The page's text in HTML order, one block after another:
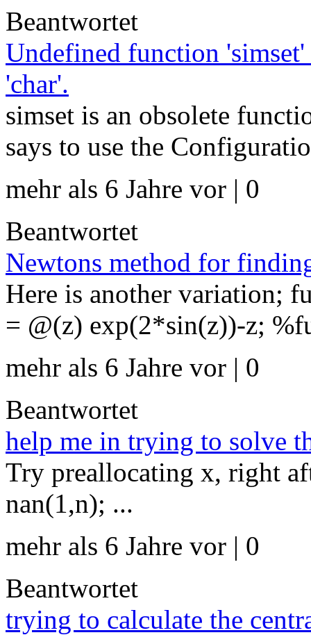
Beantwortet
Undefined function
'char'.
simset is an obsolete
says to use the
mehr als 6 Jahre vor | 0
Beantwortet
Newtons method for
Here is another variation;
= @(z) exp(2*sin(z))-z;
mehr als 6 Jahre vor | 0
Beantwortet
help me in trying to solve
Try preallocating x, right
nan(1,n); ...
mehr als 6 Jahre vor | 0
Beantwortet
trying to calculate the